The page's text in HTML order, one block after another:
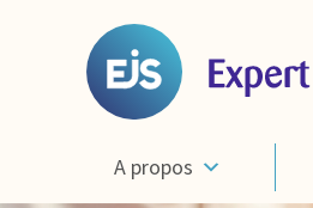
A propos